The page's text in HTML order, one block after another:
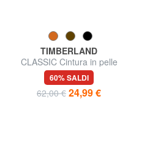
TIMBERLAND
CLASSIC Cintura in pelle
accorciabile
60% SALDI
62,00 € 24,99 €